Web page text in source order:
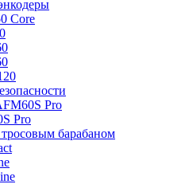
Core
Pro
Pro
барабаном